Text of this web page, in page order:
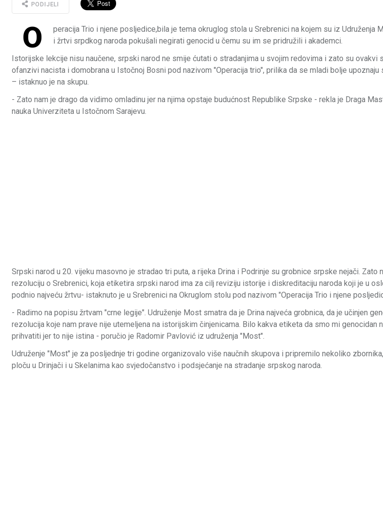
PODIJELI
O
peracija Trio i njene posljedice,bila je tema okruglog stola u Srebrenici na kojem su iz Udruženja
i žrtvi srpdkog naroda pokušali negirati genocid u čemu su im se pridružili i akademci.
Istorijske lekcije nisu naučene, srpski narod ne smije ćutati o stradanjima u svojim redovima i zato su ovakvi
ofanzivi nacista i domobrana u Istočnoj Bosni pod nazivom "Operacija trio", prilika da se mladi bolje
– istaknuo je na skupu.
- Zato nam je drago da vidimo omladinu jer na njima opstaje budućnost Republike Srpske - rekla je Draga
nauka Univerziteta u Istočnom Sarajevu.
Srpski narod u 20. vijeku masovno je stradao tri puta, a rijeka Drina i Podrinje su grobnice srpske nejači. Zato
rezoluciju o Srebrenici, koja etiketira srpski narod ima za cilj reviziju istorije i diskreditaciju naroda koji je u
podnio najveću žrtvu- istaknuto je u Srebrenici na Okruglom stolu pod nazivom "Operacija Trio i njene
- Radimo na popisu žrtvam "crne legije". Udruženje Most smatra da je Drina najveća grobnica, da je učinjen
rezolucija koje nam prave nije utemeljena na istorijskim činjenicama. Bilo kakva etiketa da smo mi genocidan
prihvatiti jer to nije istina - poručio je Radomir Pavlović iz udruženja "Most".
Udruženje "Most" je za posljednje tri godine organizovalo više naučnih skupova i pripremilo nekoliko
ploču u Drinjači i u Skelanima kao svjedočanstvo i podsjećanje na stradanje srpskog naroda.